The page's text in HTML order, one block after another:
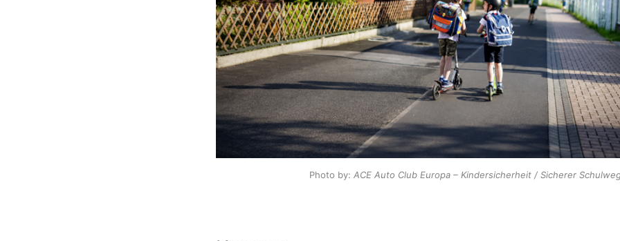
Photo by: ACE Auto Club Europa – Kindersicherheit / Sicherer